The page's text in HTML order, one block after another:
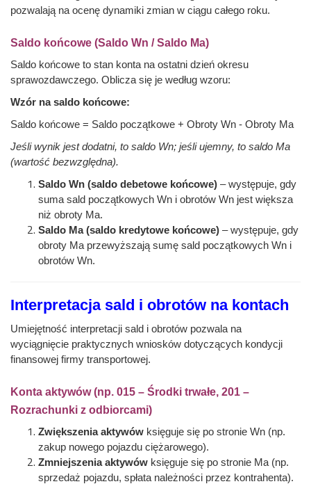
pozwalają na ocenę dynamiki zmian w ciągu całego roku.
Saldo końcowe (Saldo Wn / Saldo Ma)
Saldo końcowe to stan konta na ostatni dzień okresu
sprawozdawczego. Oblicza się je według wzoru:
Wzór na saldo końcowe:
Saldo końcowe = Saldo początkowe + Obroty Wn - Obroty Ma
Jeśli wynik jest dodatni, to saldo Wn; jeśli ujemny, to saldo Ma
(wartość bezwzględna).
Saldo Wn (saldo debetowe końcowe) – występuje, gdy
suma sald początkowych Wn i obrotów Wn jest większa
niż obroty Ma.
Saldo Ma (saldo kredytowe końcowe) – występuje, gdy
obroty Ma przewyższają sumę sald początkowych Wn i
obrotów Wn.
Interpretacja sald i obrotów na kontach
Umiejętność interpretacji sald i obrotów pozwala na
wyciągnięcie praktycznych wniosków dotyczących kondycji
finansowej firmy transportowej.
Konta aktywów (np. 015 – Środki trwałe, 201 –
Rozrachunki z odbiorcami)
Zwiększenia aktywów księguje się po stronie Wn (np.
zakup nowego pojazdu ciężarowego).
Zmniejszenia aktywów księguje się po stronie Ma (np.
sprzedaż pojazdu, spłata należności przez kontrahenta).